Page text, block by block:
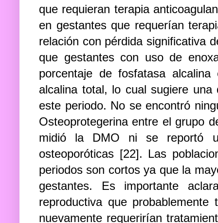
que requieran terapia
en gestantes que requerían
relación con pérdida significativa
que gestantes con uso de
porcentaje de fosfatasa
alcalina total, lo cual sugiere
este periodo. No se encontró
Osteoprotegerina entre el grupo
midió la DMO ni se reportó
osteoporóticas [22]. Las
periodos son cortos ya que la
gestantes. Es importante
reproductiva que
nuevamente requerirían